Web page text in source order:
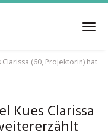
(60, Projektorin) hat
Kues Clarissa